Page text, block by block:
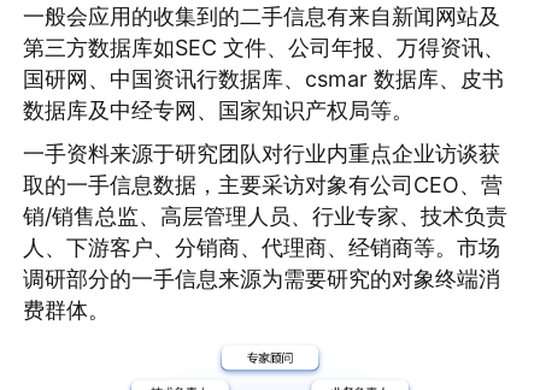
一般会应用的收集到的二手信息有来自新闻网站及
第三方数据库如SEC 文件、公司年报、万得资讯、
国研网、中国资讯行数据库、csmar 数据库、皮书
数据库及中经专网、国家知识产权局等。
一手资料来源于研究团队对行业内重点企业访谈获
取的一手信息数据，主要采访对象有公司CEO、营
销/销售总监、高层管理人员、行业专家、技术负责
人、下游客户、分销商、代理商、经销商等。市场
调研部分的一手信息来源为需要研究的对象终端消
费群体。